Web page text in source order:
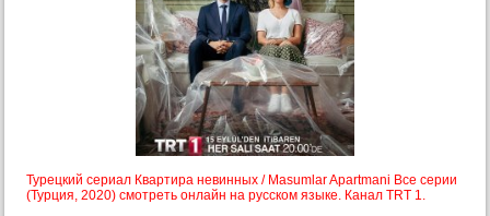
Турецкий сериал Квартира невинных / Masumlar Apartmani Все серии
(Турция, 2020) смотреть онлайн на русском языке. Канал TRT 1.